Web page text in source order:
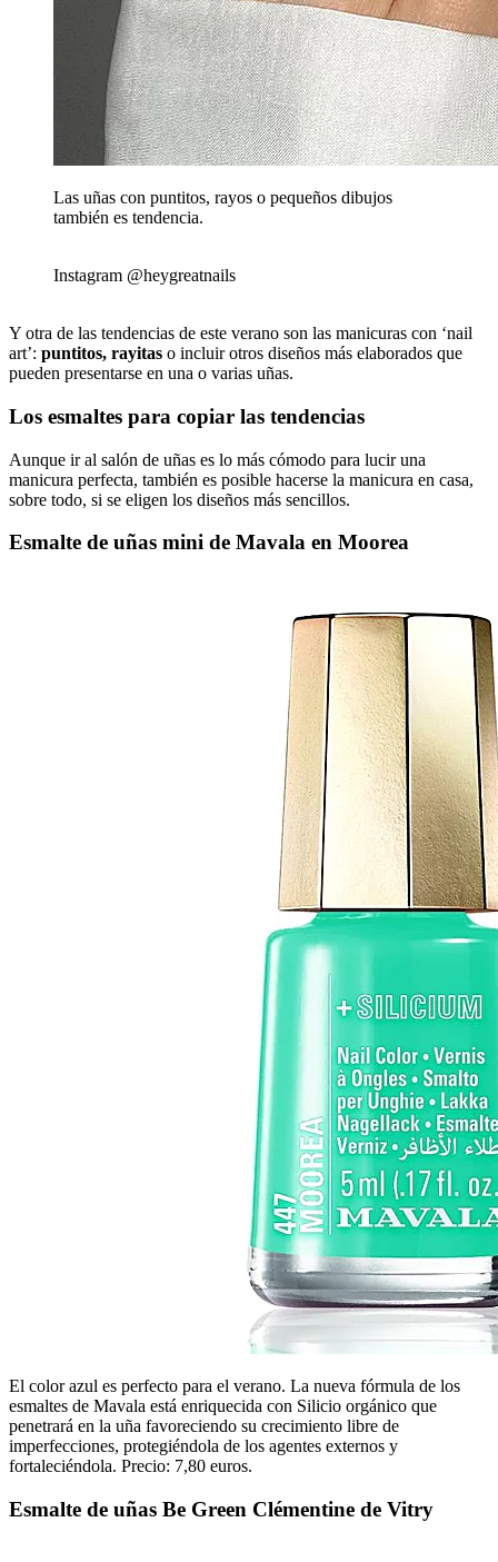
Las uñas con puntitos, rayos o pequeños dibujos
también es tendencia.
Instagram @heygreatnails
Y otra de las tendencias de este verano son las manicuras con ‘nail
art’: puntitos, rayitas o incluir otros diseños más elaborados que
pueden presentarse en una o varias uñas.
Los esmaltes para copiar las tendencias
Aunque ir al salón de uñas es lo más cómodo para lucir una
manicura perfecta, también es posible hacerse la manicura en casa,
sobre todo, si se eligen los diseños más sencillos.
Esmalte de uñas mini de Mavala en Moorea
El color azul es perfecto para el verano. La nueva fórmula de los
esmaltes de Mavala está enriquecida con Silicio orgánico que
penetrará en la uña favoreciendo su crecimiento libre de
imperfecciones, protegiéndola de los agentes externos y
fortaleciéndola. Precio: 7,80 euros.
Esmalte de uñas Be Green Clémentine de Vitry